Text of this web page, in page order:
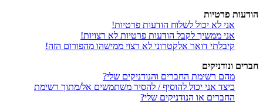
הודעות פרטיות
אני לא יכול לשלוח הודעות פרטיות!
אני ממשיך לקבל הודעות פרטיות לא רצויות!
קיבלתי דואר אלקטרוני לא רצוי ממישהו מהפורום הזה!
חברים ונודניקים
מהם רשימת החברים והנודניקים שלי?
כיצד אני יכול להוסיף / להסיר משתמשים אל/מתוך רשימת
החברים או הנודניקים שלי?